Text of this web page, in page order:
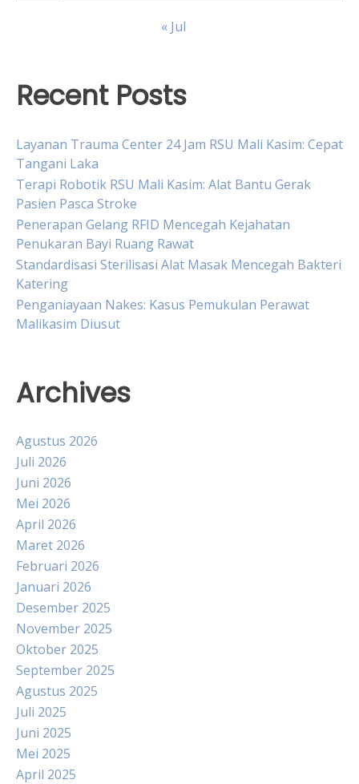
« Jul
Recent Posts
Layanan Trauma Center 24 Jam RSU Mali Kasim: Cepat
Tangani Laka
Terapi Robotik RSU Mali Kasim: Alat Bantu Gerak
Pasien Pasca Stroke
Penerapan Gelang RFID Mencegah Kejahatan
Penukaran Bayi Ruang Rawat
Standardisasi Sterilisasi Alat Masak Mencegah Bakteri
Katering
Penganiayaan Nakes: Kasus Pemukulan Perawat
Malikasim Diusut
Archives
Agustus 2026
Juli 2026
Juni 2026
Mei 2026
April 2026
Maret 2026
Februari 2026
Januari 2026
Desember 2025
November 2025
Oktober 2025
September 2025
Agustus 2025
Juli 2025
Juni 2025
Mei 2025
April 2025